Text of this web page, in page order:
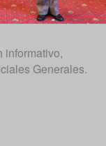
informativo,
Generales.